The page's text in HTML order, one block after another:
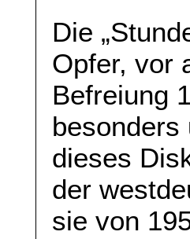
Die
Opfer, vor
Befreiung
dieses
der
sie von